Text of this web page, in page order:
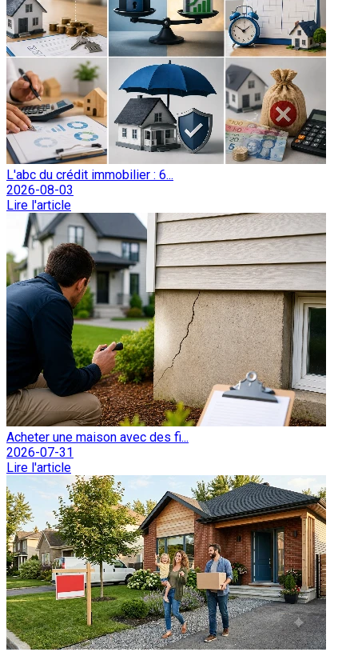
L'abc du crédit immobilier : 6...
2026-08-03
Lire l'article
Acheter une maison avec des fi...
2026-07-31
Lire l'article